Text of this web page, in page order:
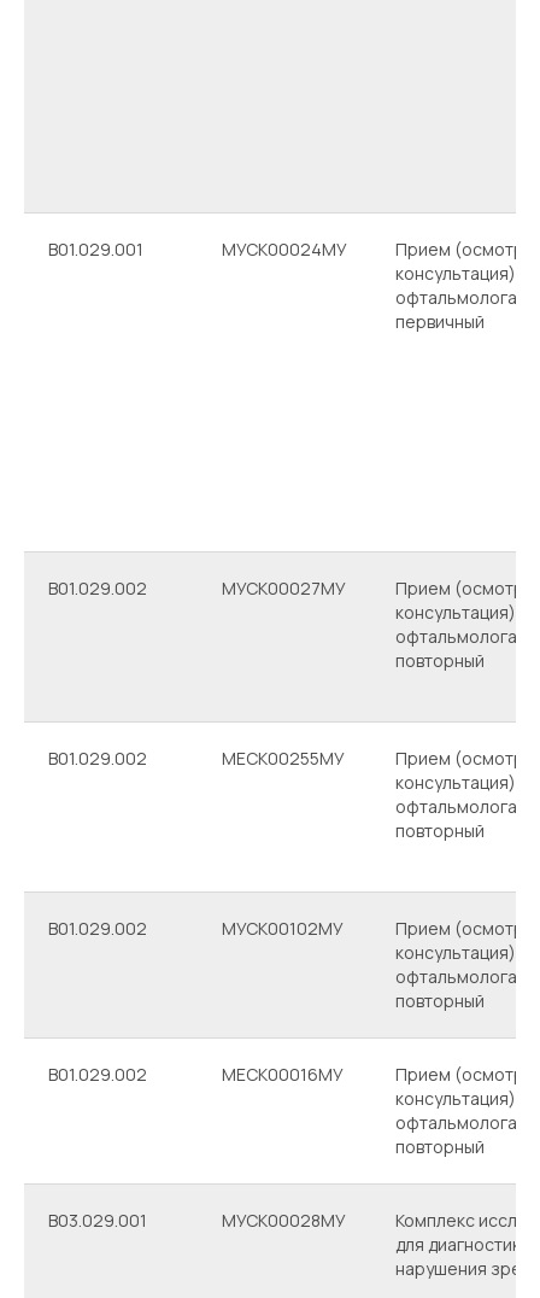
B01.029.001 МУСК00024МУ
Прием (осмотр,
консультация)
офтальмолога
первичный
B01.029.002 МУСК00027МУ
Прием (осмотр,
консультация)
офтальмолога
повторный
B01.029.002 МЕСК00255МУ
Прием (осмотр,
консультация)
офтальмолога
повторный
B01.029.002 МУСК00102МУ
Прием (осмотр,
консультация)
офтальмолога
повторный
B01.029.002 МЕСК00016МУ
Прием (осмотр,
консультация)
офтальмолога
повторный
В03.029.001 МУСК00028МУ
Комплекс
для диагностики
нарушения